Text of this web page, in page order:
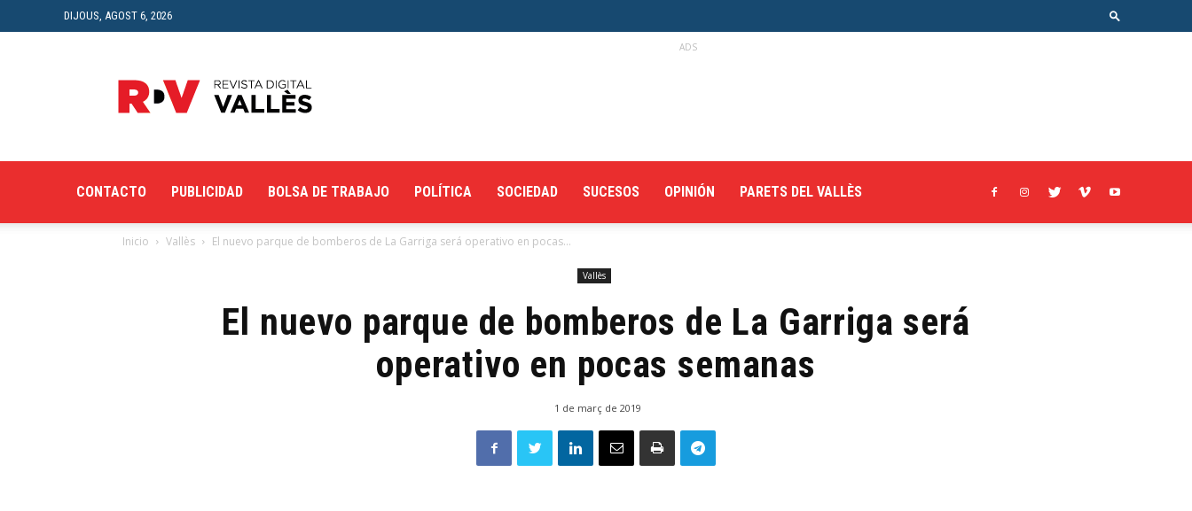
DIJOUS, AGOST 6, 2026
Digital
del
ADS
CONTACTO PUBLICIDAD BOLSA DE TRABAJO POLÍTICA SOCIEDAD SUCESOS OPINIÓN PARETS DEL VALLÈS
Inicio Vallès El nuevo parque de bomberos de La Garriga será operativo en pocas...
Vallès
El nuevo parque de bomberos de La Garriga será
operativo en pocas semanas
1 de març de 2019